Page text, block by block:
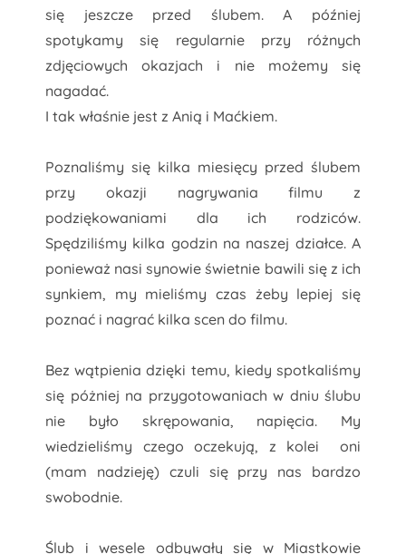
się jeszcze przed ślubem. A później
spotykamy się regularnie przy różnych
zdjęciowych okazjach i nie możemy się
nagadać.
I tak właśnie jest z Anią i Maćkiem.
Poznaliśmy się kilka miesięcy przed ślubem
przy okazji nagrywania filmu z
podziękowaniami dla ich rodziców.
Spędziliśmy kilka godzin na naszej działce. A
ponieważ nasi synowie świetnie bawili się z ich
synkiem, my mieliśmy czas żeby lepiej się
poznać i nagrać kilka scen do filmu.
Bez wątpieniadzięki temu, kiedy spotkaliśmy
się póżniej na przygotowaniach w dniu ślubu
nie było skrępowania, napięcia. My
wiedzieliśmy czego oczekują, z kolei oni
(mam nadzieję) czuli się przy nas bardzo
swobodnie.
Ślub i wesele odbywały się w Miastkowie